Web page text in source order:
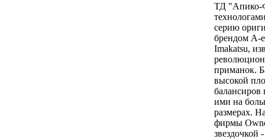
ТД "Апико-
серию
брендом A-
Imakatsu,
приманок.
высокой
балансиров
ими на
размерах.
фирмы
звездочкой